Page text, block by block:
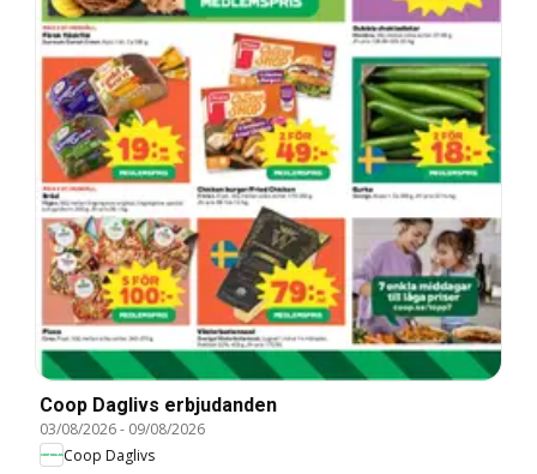
Coop Daglivs erbjudanden
03/08/2026- 09/08/2026
Coop Daglivs